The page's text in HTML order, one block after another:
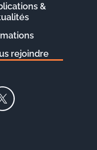
&
rejoindre